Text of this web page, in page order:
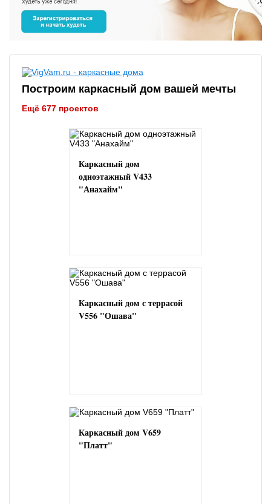
Построим каркасный дом вашей мечты
Ещё 677 проектов
Каркасный дом
одноэтажный V433
"Анахайм"
Каркасный дом с террасой
V556 "Ошава"
Каркасный дом V659
"Платт"